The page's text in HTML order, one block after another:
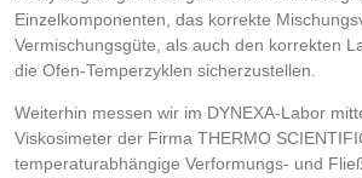
Einzelkomponenten, das korrekte
Vermischungsgüte, als auch den korrekten
die Ofen-Temperzyklen sicherzustellen.
Weiterhin messen wir im DYNEXA-Labor
Viskosimeter der Firma THERMO
temperaturabhängige Verformungs- und